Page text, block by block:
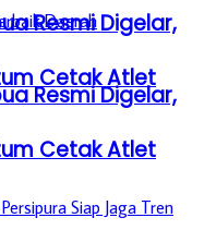
Resmi Digelar,
Cetak Atlet
Resmi Digelar,
Cetak Atlet